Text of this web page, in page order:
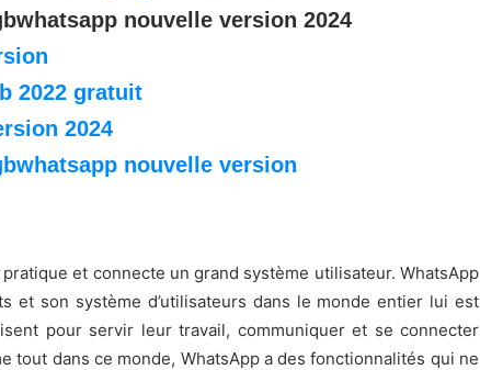
nouvelle version 2024
2022 gratuit
2024
nouvelle version
et connecte un grand système utilisateur. WhatsApp
et son système d’utilisateurs dans le monde entier lui est
pour servir leur travail, communiquer et se connecter
tout dans ce monde, WhatsApp a des fonctionnalités qui ne